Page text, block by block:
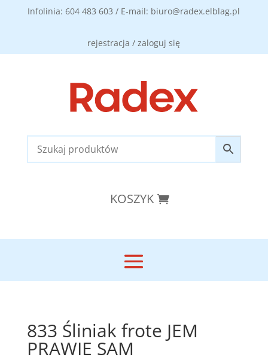
Infolinia: 604 483 603 / E-mail: biuro@radex.elblag.pl
rejestracja / zaloguj się
KOSZYK
833 Śliniak frote JEM
PRAWIE SAM